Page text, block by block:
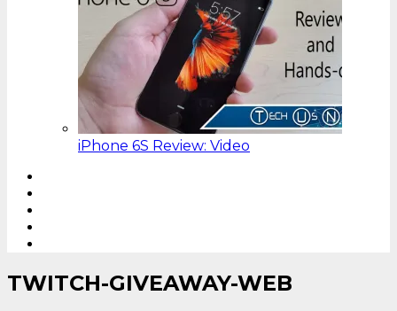
iPhone 6S Review: Video
TWITCH-GIVEAWAY-WEB